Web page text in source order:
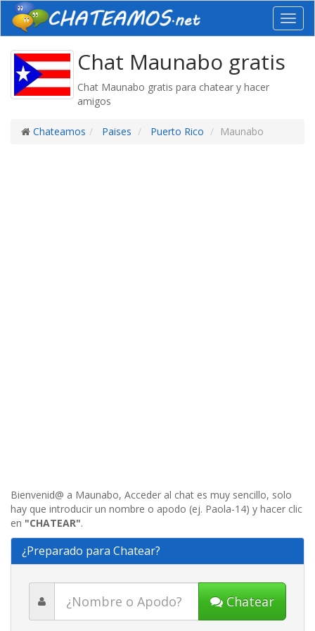
Chat Maunabo gratis
Chat Maunabo gratis para chatear y hacer
amigos
Chateamos Paises Puerto Rico Maunabo
Bienvenid@ a Maunabo, Acceder al chat es muy sencillo, solo
hay que introducir un nombre o apodo (ej. Paola-14) y hacer clic
en "CHATEAR".
¿Preparado para Chatear?
Chatear